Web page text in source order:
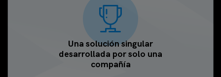
Una solución singular
desarrollada por solo una
compañía